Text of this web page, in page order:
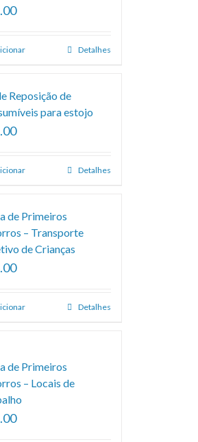
Detalhes
Reposição de
para estojo
Detalhes
de Primeiros
– Transporte
de Crianças
Detalhes
de Primeiros
– Locais de